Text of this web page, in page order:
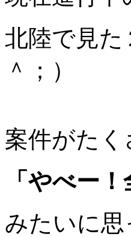
北陸で見
＾；）
案件がたく
「やべー
みたいに